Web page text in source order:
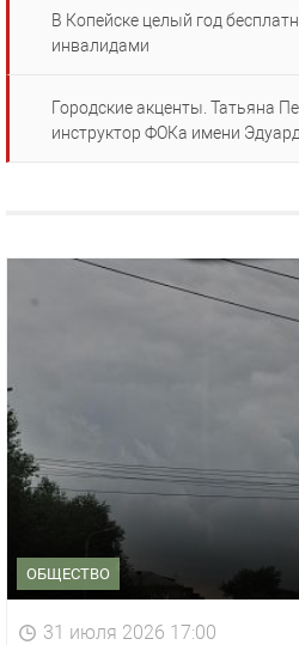
В Копейске целый год
инвалидами
Городские акценты. Татьяна
инструктор ФОКа имени
ОБЩЕСТВО
31 июля 2026 17:00